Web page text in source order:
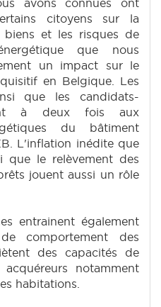
avons connues ont
citoyens sur la
biens et les risques de
que nous
un impact sur le
en Belgique. Les
que les candidats-
à deux fois aux
du bâtiment
L'inflation inédite que
que le relèvement des
jouent aussi un rôle
entrainent également
comportement des
des capacités de
notamment
habitations.